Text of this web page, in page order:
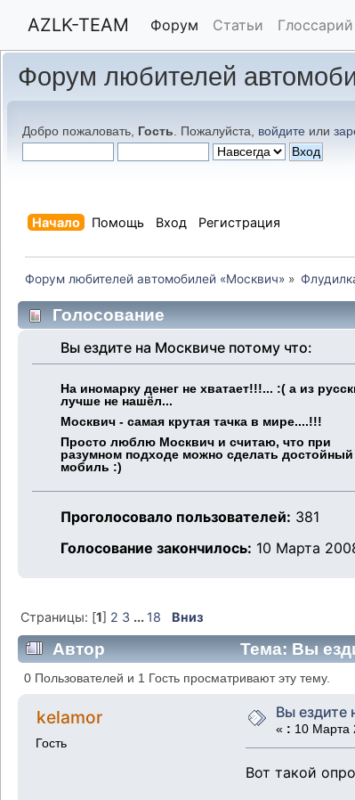
AZLK-TEAM Форум Статьи Глоссарий
Форум любителей
Добро пожаловать, Гость . Пожалуйста, войдите или
Начало Помощь Вход Регистрация
Форум любителей автомобилей «Москвич» »
Голосование
Вы ездите на Москвиче потому что:
На иномарку денег не хватает!!!... :( а из
лучше не нашёл...
Москвич - самая крутая тачка в мире....!!!
Просто люблю Москвич и считаю, что при
разумном подходе можно сделать достойный
мобиль :)
Проголосовало пользователей: 381
Голосование закончилось: 10 Марта
Страницы: [1] 2 3 ... 18 Вниз
Автор Тема: Вы
0 Пользователей и 1 Гость просматривают эту тему.
kelamor
Гость
Вы ездите
« : 10 Марта
Вот такой